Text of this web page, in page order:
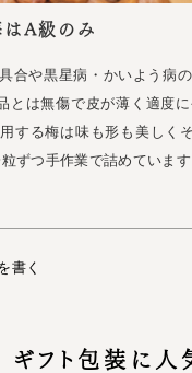
はA級のみ
合や黒星病・かいよう病
とは無傷で皮が薄く適度
する梅は味も形も美しく
ずつ手作業で詰めています
書く
ギフト包装に人